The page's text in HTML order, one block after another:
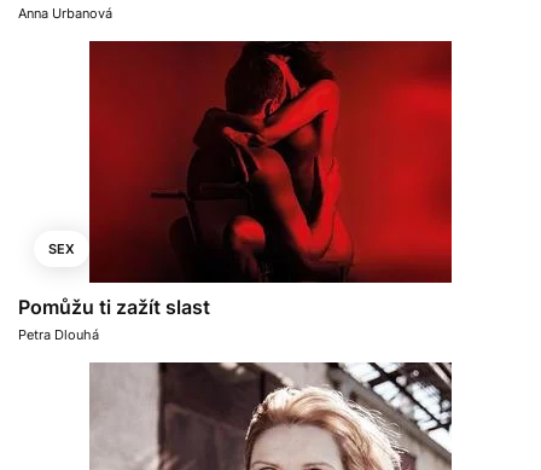
Anna Urbanová
SEX
Pomůžu ti zažít slast
Petra Dlouhá